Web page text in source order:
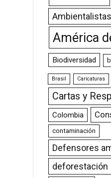
América
Biodiversidad
Brasil Caricaturas
Cartas y
Colombia
contaminación
Defensores
deforestación